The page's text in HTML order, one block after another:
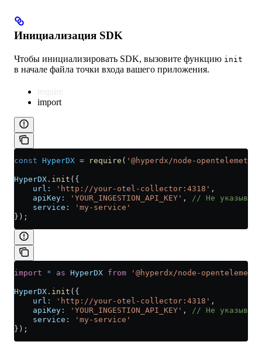
Инициализация SDK
Чтобы инициализировать SDK, вызовите функцию init
в начале файла точки входа вашего приложения.
require
import
const HyperDX = require ( '@hyperdx/node-opentelemetry'
HyperDX . init ({
    url:
'http://your-otel-collector:4318' ,
    apiKey:
'YOUR_INGESTION_API_KEY' ,
// Не
    service:
'my-service'
});
import * as HyperDX from '@hyperdx/node-
HyperDX . init ({
    url:
'http://your-otel-collector:4318' ,
    apiKey:
'YOUR_INGESTION_API_KEY' ,
// Не
    service:
'my-service'
});